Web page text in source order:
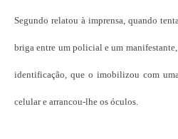
Segundo relatou à imprensa, quando
briga entre um policial e um
identificação, que o imobilizou com
celular e arrancou-lhe os óculos.